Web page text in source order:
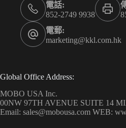
電話:
852-2749 9938
電郵:
marketing@kkl.com.hk
Global Office Address:
MOBO USA Inc.
00NW 97TH AVENUE SUITE 14
Email: sales@mobousa.com WEB: